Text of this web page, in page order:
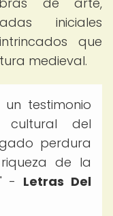
iniciales
que
medieval.
testimonio
cultural del
perdura
de la
- Letras Del